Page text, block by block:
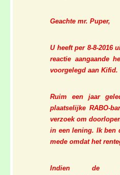
Geachte mr. Puper,
U heeft per 8-8-2016
reactie aangaande
voorgelegd aan Kifid.
Ruim een jaar
plaatselijke RABO-
verzoek om
in een lening. Ik ben
mede omdat het
Indien de